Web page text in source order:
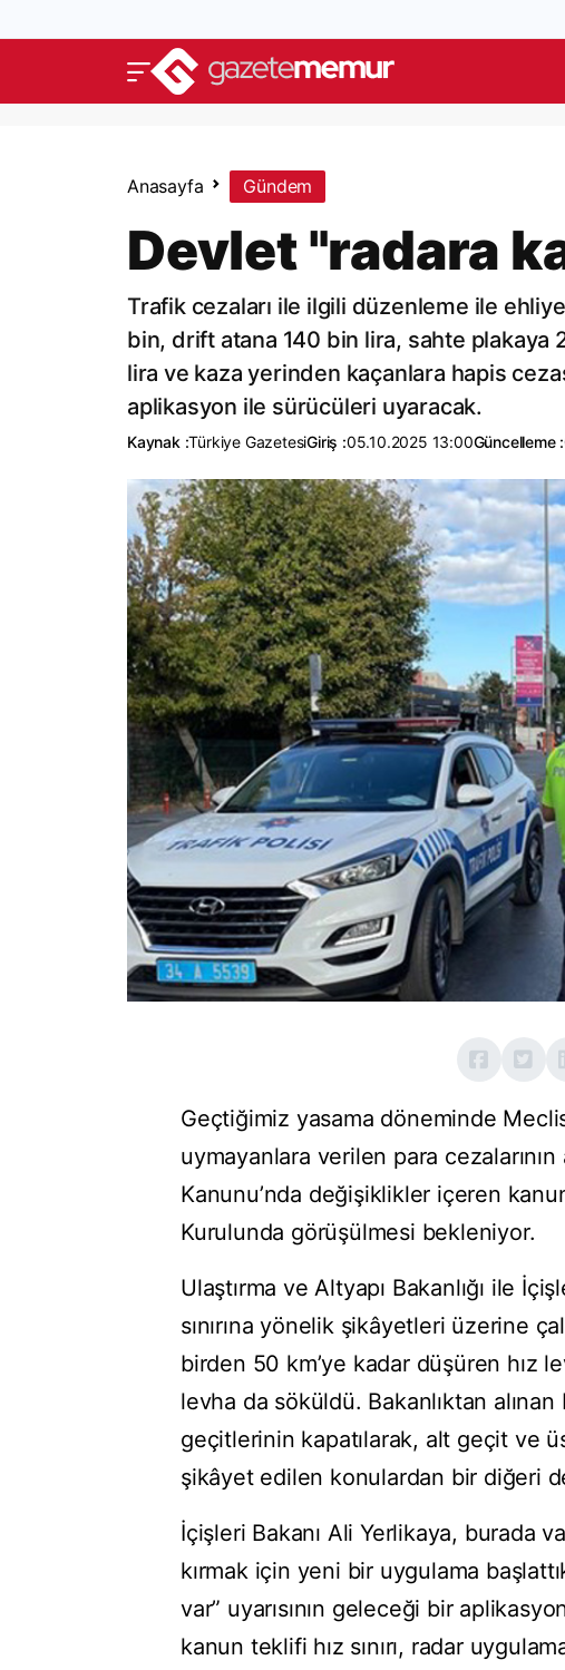
Anasayfa Gündem
Devlet "radara
Trafik cezaları ile ilgili düzenleme ile
bin, drift atana 140 bin lira, sahte
lira ve kaza yerinden kaçanlara hapis
aplikasyon ile sürücüleri uyaracak.
Kaynak :Türkiye GazetesiGiriş :05.10.2025 13:00Güncelleme :
Geçtiğimiz yasama döneminde
uymayanlara verilen para cezalarının
Kanunu’nda değişiklikler içeren
Kurulunda görüşülmesi bekleniyor.
Ulaştırma ve Altyapı Bakanlığı ile
sınırına yönelik şikâyetleri üzerine
birden 50 km’ye kadar düşüren hız
levha da söküldü. Bakanlıktan
geçitlerinin kapatılarak, alt geçit ve
şikâyet edilen konulardan bir diğeri
İçişleri Bakanı Ali Yerlikaya, burada
kırmak için yeni bir uygulama
var” uyarısının geleceği bir
kanun teklifi hız sınırı, radar